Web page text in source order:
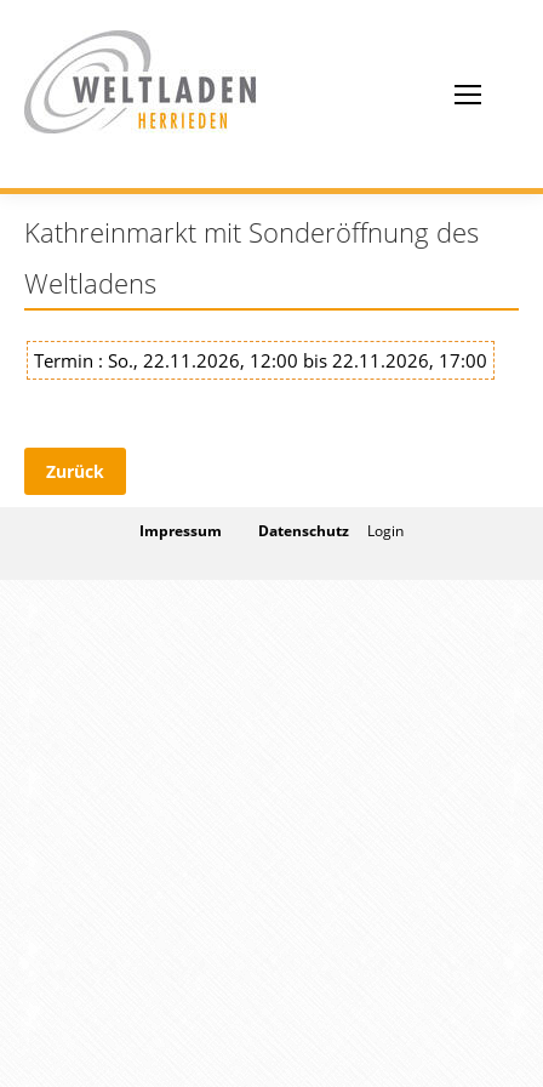
Kathreinmarkt mit Sonderöffnung des
Weltladens
Termin : So., 22.11.2026, 12:00 bis 22.11.2026, 17:00
Zurück
Impressum Datenschutz Login